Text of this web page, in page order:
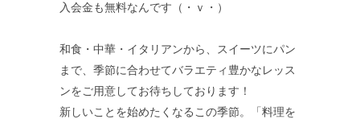
入会金も無料なんです（・ｖ・）
和食・中華・イタリアンから、スイーツにパン
まで、季節に合わせてバラエティ豊かなレッス
ンをご用意してお待ちしております！
新しいことを始めたくなるこの季節。「料理を